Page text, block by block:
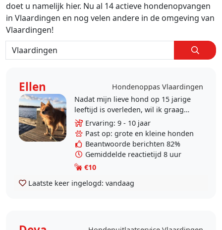
doet u namelijk hier. Nu al 14 actieve hondenopvangen
in Vlaardingen en nog velen andere in de omgeving van
Vlaardingen!
Ellen
Hondenoppas Vlaardingen
Nadat mijn lieve hond op 15 jarige
leeftijd is overleden, wil ik graag
weer op een hond passen. Hier heb
ik al een paar jaar ervaring mee. Ik
heb..
Ervaring: 9 - 10 jaar
Past op: grote en kleine honden
Beantwoorde berichten 82%
Gemiddelde reactietijd 8 uur
€10
Laatste keer ingelogd: vandaag